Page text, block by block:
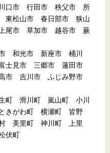
口市 行田市 秩父市 所
松山市 春日部市 狭山
尾市 草加市 越谷市 蕨
和光市 新座市 桶川
士見市 三郷市 蓮田市
市 吉川市 ふじみ野市
町 滑川町 嵐山町 小川
がわ町 横瀬町 皆野
美里町 神川町 上里
伏町